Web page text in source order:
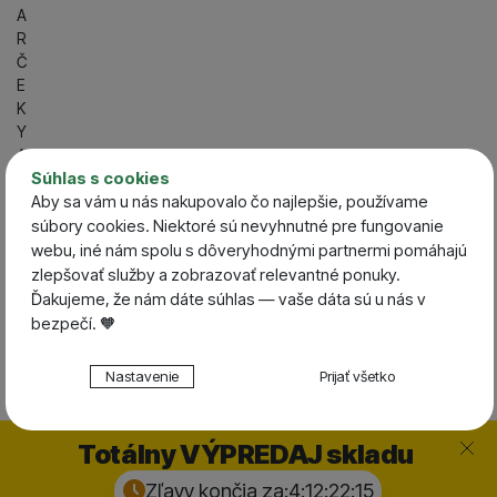
Súhlas s cookies
Aby sa vám u nás nakupovalo čo najlepšie, používame
súbory cookies. Niektoré sú nevyhnutné pre fungovanie
webu, iné nám spolu s dôveryhodnými partnermi pomáhajú
zlepšovať služby a zobrazovať relevantné ponuky.
Ďakujeme, že nám dáte súhlas — vaše dáta sú u nás v
bezpečí. 🧡
Nastavenie súhlasov s kategóriami cookies
. VŽDY AKTÍVNE
Technické cookies umožňujú váš priechod nákupným
Nastavenie Prijať všetko
A
R
Č
E
K
Y
A
+421 918 955 800
Po-Pia 08:00 - 19:00 |
Totálny VÝPREDAJ skladu
Zľavy končia za:4:12:22:14
Zavrieť